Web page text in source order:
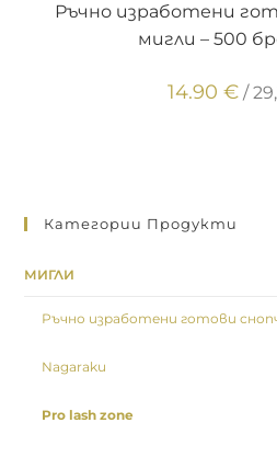
Ръчно изработени
мигли – 500
14.90 €/
Категории Продукти
МИГЛИ
Ръчно изработени готови
Nagaraku
Pro lash zone